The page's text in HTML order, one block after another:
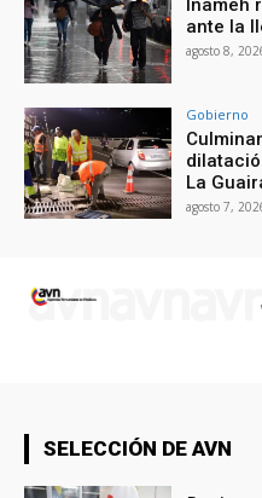
ante la
agosto 8,
Gobierno
La
agosto 7,
SELECCIÓN DE AVN